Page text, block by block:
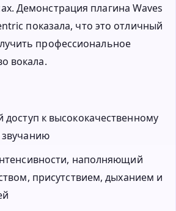
Демонстрация плагина Waves
показала, что это отличный
профессиональное
вокала.
к высококачественному
наполняющий
присутствием, дыханием и